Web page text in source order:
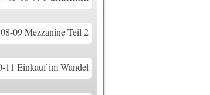
09 Mezzanine Teil 2
11 Einkauf im Wandel